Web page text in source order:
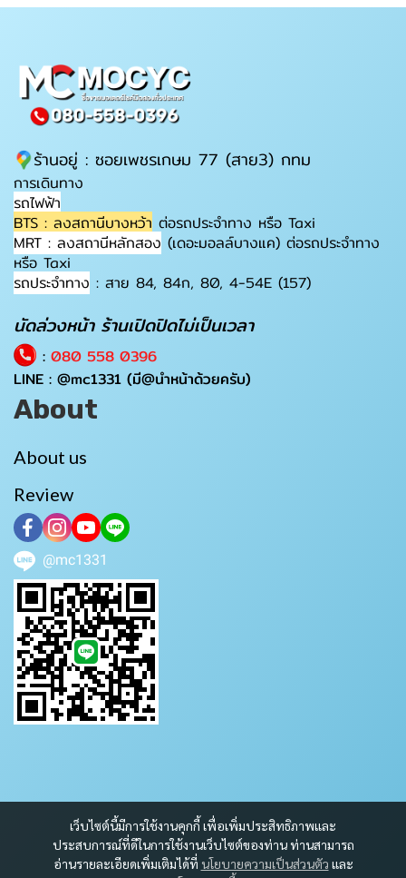
เว็บไซต์นี้มีการใช้งานคุกกี้ เพื่อเพิ่มประสิทธิภาพและ
ประสบการณ์ที่ดีในการใช้งานเว็บไซต์ของท่าน ท่านสามารถ
อ่านรายละเอียดเพิ่มเติมได้ที่ นโยบายความเป็นส่วนตัว และ
ร้านอยู่ : ซอยเพชรเกษม 77 (สาย3) กทม
การเดินทาง
รถไฟฟ้า
BTS : ลงสถานีบางหว้า ต่อรถประจำทาง หรือ Taxi
MRT : ลงสถานีหลักสอง (เดอะมอลล์บางแค) ต่อรถประจำทาง
หรือ Taxi
รถประจำทาง : สาย 84, 84ก, 80, 4-54E (157)
นัดล่วงหน้า ร้านเปิดปิดไม่เป็นเวลา
: 080 558 0396
LINE : @mc1331 (มี@นำหน้าด้วยครับ)
About
About us
Review
@mc1331